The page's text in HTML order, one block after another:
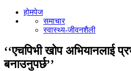
होमपेज
समाचार
स्वास्थ्य-जीवनशैली
‘‘एचपिभी खोप अभियानलाई
बनाउनुपर्छ’’